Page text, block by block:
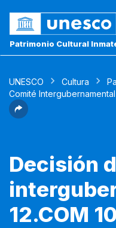
Patrimonio Cultural
UNESCO Cultura
Comité Intergubernamental
Decisión
12.COM 10